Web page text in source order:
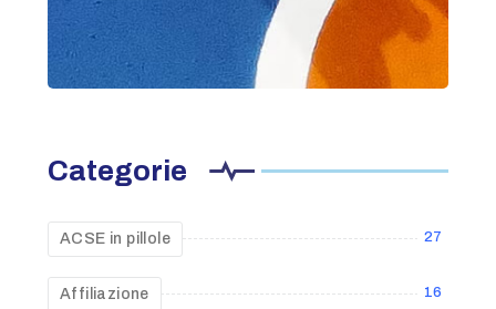
Categorie
ACSE in pillole 27
Affiliazione 16